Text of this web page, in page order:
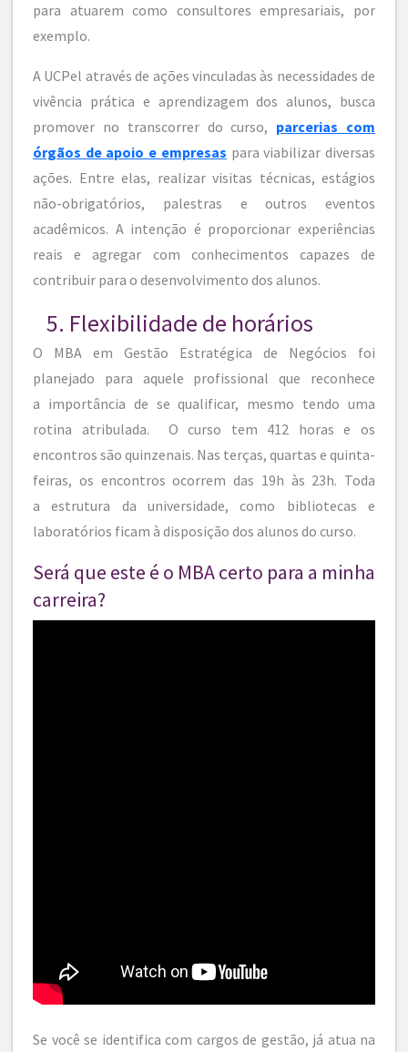
para atuarem como consultores empresariais, por
exemplo.
A UCPel através de ações vinculadas às necessidades de
vivência prática e aprendizagem dos alunos, busca
promover no transcorrer do curso, parcerias com
órgãos de apoio e empresas para viabilizar diversas
ações. Entre elas, realizar visitas técnicas, estágios
não-obrigatórios, palestras e outros eventos
acadêmicos. A intenção é proporcionar experiências
reais e agregar com conhecimentos capazes de
contribuir para o desenvolvimento dos alunos.
5. Flexibilidade de horários
O MBA em Gestão Estratégica de Negócios foi
planejado para aquele profissional que reconhece
a importância de se qualificar, mesmo tendo uma
rotina atribulada. O curso tem 412 horas e os
encontros são quinzenais. Nas terças, quartas e quinta-
feiras, os encontros ocorrem das 19h às 23h. Toda
a estrutura da universidade, como bibliotecas e
laboratórios ficam à disposição dos alunos do curso.
Será que este é o MBA certo para a minha
carreira?
Se você se identifica com cargos de gestão, já atua na